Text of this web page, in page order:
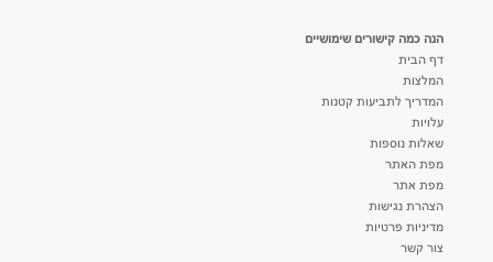
הנה כמה קישורים שימושיים
דף הבית
המלצות
המדריך לתביעות קטנות
עלויות
שאלות נוספות
מפת האתר
מפת אתר
הצהרת נגישות
מדיניות פרטיות
צור קשר